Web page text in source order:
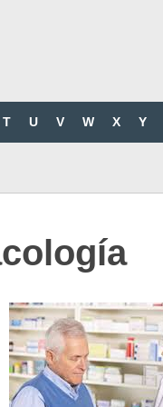
T U V W X Y